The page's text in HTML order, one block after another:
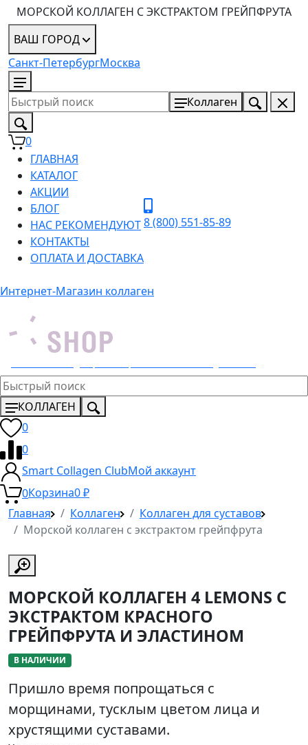
МОРСКОЙ КОЛЛАГЕН С ЭКСТРАКТОМ ГРЕЙПФРУТА
ВАШ ГОРОД
Санкт-ПетербургМосква
Коллаген
0
ГЛАВНАЯ
КАТАЛОГ
АКЦИИ
БЛОГ
НАС РЕКОМЕНДУЮТ
КОНТАКТЫ
ОПЛАТА И ДОСТАВКА
8 (800) 551-85-89
Интернет-Магазин коллаген
КОЛЛАГЕН
0
0
Smart Collagen ClubМой аккаунт
0Корзина0₽
Главная
Коллаген
Коллаген для суставов
Морской коллаген с экстрактом грейпфрута
МОРСКОЙ КОЛЛАГЕН 4 LEMONS С
ЭКСТРАКТОМ КРАСНОГО
ГРЕЙПФРУТА И ЭЛАСТИНОМ
В НАЛИЧИИ
Пришло время попрощаться с
морщинами, тусклым цветом лица и
хрустящими суставами.